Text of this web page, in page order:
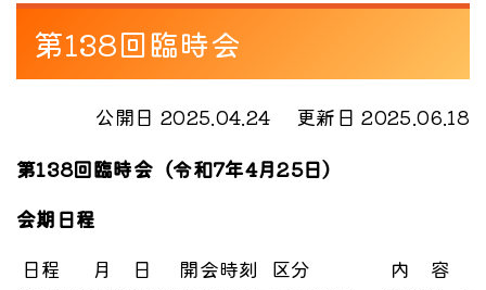
第138回臨時会
公開日 2025.04.24
更新日 2025.06.18
第138回臨時会（令和7年4月25日）
会期日程
日程
月 日 開会時刻 区分
内 容